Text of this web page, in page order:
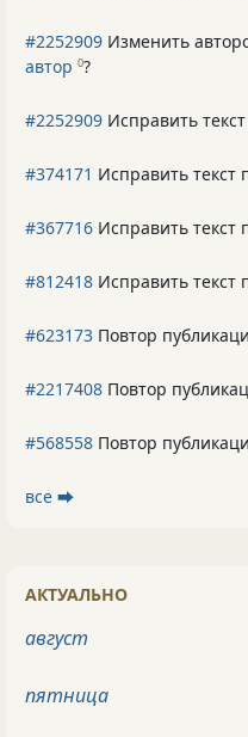
#2252909 Изменить
автор 0?
#2252909 Исправить
#374171 Исправить текст
#367716 Исправить текст
#812418 Исправить текст
#623173 Повтор
#2217408 Повтор
#568558 Повтор
все ⮕
АКТУАЛЬНО
август
пятница